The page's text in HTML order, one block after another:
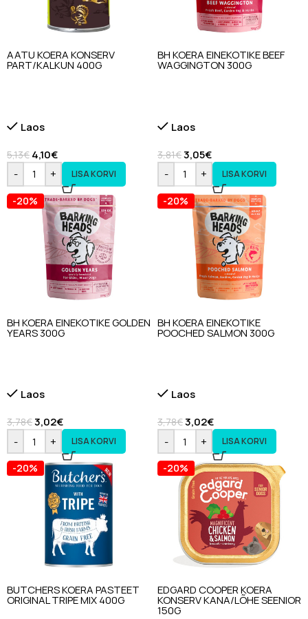
AATU KOERA KONSERV
PART/KALKUN 400G
Laos
5,13€ 4,10€
-
+ LISA KORVI
BH KOERA EINEKOTIKE BEEF
WAGGINGTON 300G
Laos
3,81€3,05€
-
+ LISA KORVI
-20%
BH KOERA EINEKOTIKE GOLDEN
YEARS 300G
Laos
3,78€3,02€
-
+ LISA KORVI
-20%
BH KOERA EINEKOTIKE
POOCHED SALMON 300G
Laos
3,78€3,02€
-
+ LISA KORVI
-20%
BUTCHERS KOERA PASTEET
ORIGINAL TRIPE MIX 400G
-20%
EDGARD COOPER KOERA
KONSERV KANA/LÕHE SEENIOR
150G